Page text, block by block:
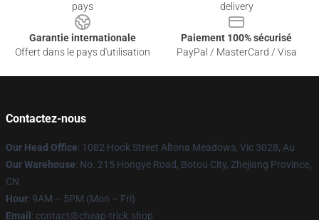
pays
delivery
Garantie internationale
Offert dans le pays d'utilisation
Paiement 100% sécurisé
PayPal / MasterCard / Visa
Contactez-nous
Our Head Office: 1082 Hook Street Altona Meadows, Vic 3028, Au
Our Warehouse: No. 215 Hongye Road, Botou City, Zhejiang Province,
CN
Hour: 9AM – 5PM (Mon – Fri)
Email : contact@cheap-trick.shop